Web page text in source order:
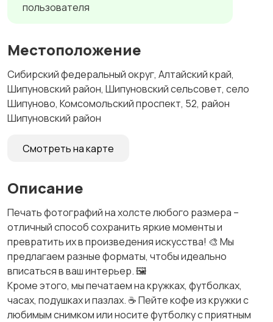
пользователя
Местоположение
Сибирский федеральный округ, Алтайский край,
Шипуновский район, Шипуновский сельсовет, село
Шипуново, Комсомольский проспект, 52, район
Шипуновский район
Смотреть на карте
Описание
Печать фотографий на холсте любого размера –
отличный способ сохранить яркие моменты и
превратить их в произведения искусства! 🎨 Мы
предлагаем разные форматы, чтобы идеально
вписаться в ваш интерьер. 🖼️
Кроме этого, мы печатаем на кружках, футболках,
часах, подушках и пазлах. ☕ Пейте кофе из кружки с
любимым снимком или носите футболку с приятным